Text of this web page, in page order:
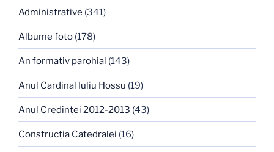
Administrative (341)
Albume foto (178)
An formativ parohial (143)
Anul Cardinal Iuliu Hossu (19)
Anul Credinţei 2012-2013 (43)
Construcţia Catedralei (16)